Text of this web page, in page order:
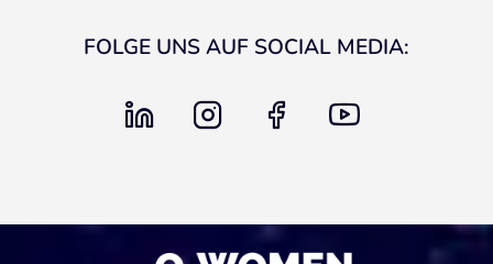
FOLGE UNS AUF SOCIAL MEDIA:
linkedin instagram